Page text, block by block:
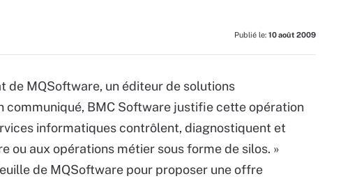
Publié le: 10 août 2009
de MQSoftware, un éditeur de solutions
communiqué, BMC Software justifie cette opération
informatiques contrôlent, diagnostiquent et
ou aux opérations métier sous forme de silos. »
de MQSoftware pour proposer une offre